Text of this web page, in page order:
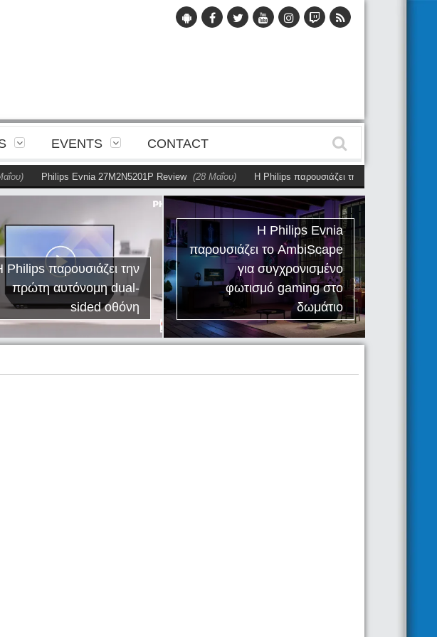
EVENTS CONTACT
Philips Evnia 27M2N5201P Review (28 Μαΐου) Η Philips παρουσιάζει την πρώτη αυτόνομη
Philips παρουσιάζει την
πρώτη αυτόνομη dual-
sided οθόνη
Η Philips Evnia
παρουσιάζει το AmbiScape
για συγχρονισμένο
φωτισμό gaming στο
δωμάτιο